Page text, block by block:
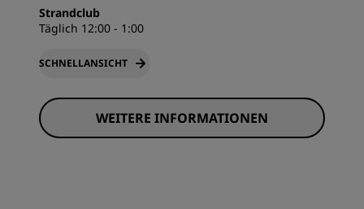
Strandclub
Täglich 12:00 - 1:00
SCHNELLANSICHT
WEITERE INFORMATIONEN